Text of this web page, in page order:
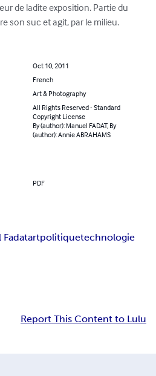
de ladite exposition. Partie du
son suc et agit, par le milieu.
Oct 10, 2011
French
Art & Photography
All Rights Reserved - Standard
Copyright License
By (author): Manuel FADAT, By
(author): Annie ABRAHAMS
PDF
Fadatartpolitiquetechnologie
Report This Content to Lulu